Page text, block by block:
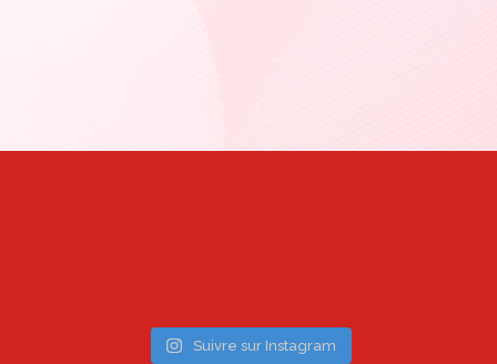
Suivre sur Instagram